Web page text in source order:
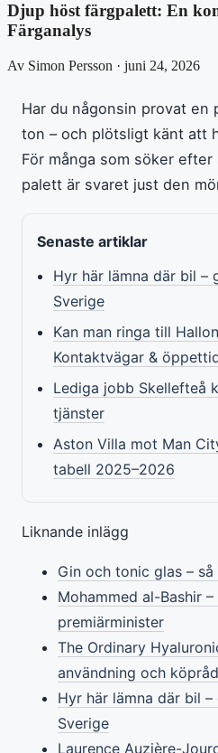
Djup höst färgpalett: En
Färganalys
Av Simon Persson · juni 24, 2026
Har du någonsin provat en
ton – och plötsligt känt att
För många som söker
palett är svaret just den
Senaste artiklar
Hyr här lämna där bil –
Sverige
Kan man ringa till
Kontaktvägar &
Lediga jobb Skellefteå
tjänster
Aston Villa mot Man
tabell 2025–2026
Liknande inlägg
Gin och tonic glas –
Mohammed al-Bashir
premiärminister
The Ordinary
användning och köpråd
Hyr här lämna där bil
Sverige
Laurence Auzière-